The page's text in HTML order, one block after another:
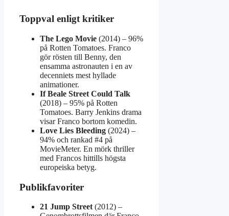
Toppval enligt kritiker
The Lego Movie (2014) – 96%
på Rotten Tomatoes. Franco
gör rösten till Benny, den
ensamma astronauten i en av
decenniets mest hyllade
animationer.
If Beale Street Could Talk
(2018) – 95% på Rotten
Tomatoes. Barry Jenkins drama
visar Franco bortom komedin.
Love Lies Bleeding (2024) –
94% och rankad #4 på
MovieMeter. En mörk thriller
med Francos hittills högsta
europeiska betyg.
Publikfavoriter
21 Jump Street(2012) –